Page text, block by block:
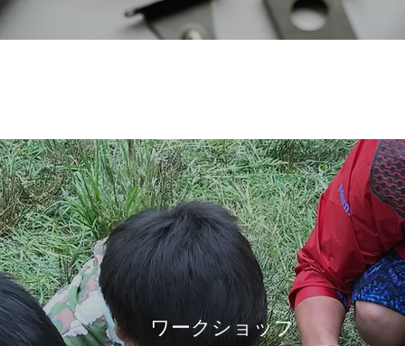
​ワークショップ